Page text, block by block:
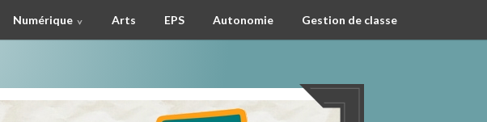
Numérique Arts EPS Autonomie Gestion de classe